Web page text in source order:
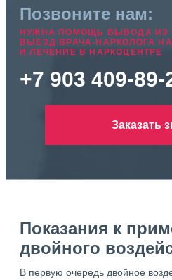
Позвоните нам:
НУЖНА ПОМОЩЬ ВЫВОДА ИЗ
ВЫЕЗД ВРАЧА-НАРКОЛОГА
И ЛЕЧЕНИЕ В НАРКОЦЕНТРЕ
+7 903 409-89-
Заказать
Показания к
двойного
В первую очередь двойное